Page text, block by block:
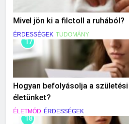
Mivel jön ki a filctoll a ruhából?
ÉRDESSÉGEK TUDOMÁNY
17
Hogyan befolyásolja a
életünket?
ÉLETMÓD ÉRDESSÉGEK
18